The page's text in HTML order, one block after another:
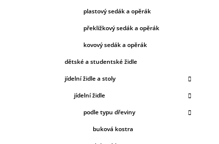
plastový sedák a opěrák
překližkový sedák a opěrák
kovový sedák a opěrák
dětské a studentské židle
jídelní židle a stoly
jídelní židle
podle typu dřeviny
buková kostra